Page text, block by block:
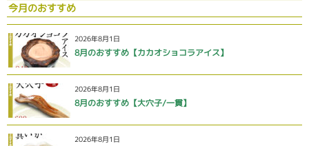
今月のおすすめ
2026年8月1日
8月のおすすめ【カカオショコラアイス】
2026年8月1日
8月のおすすめ【大穴子/一貫】
2026年8月1日